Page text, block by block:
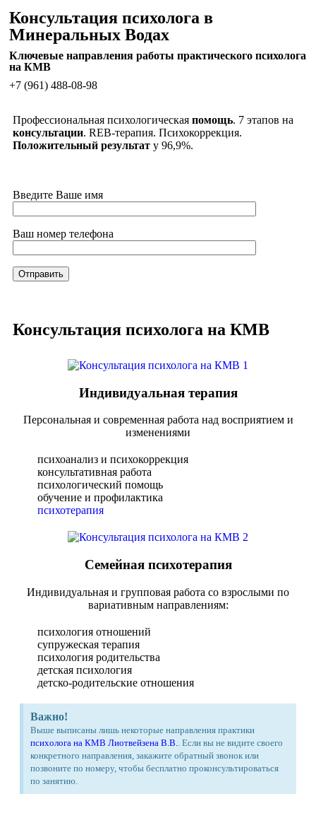
Консультация психолога в
Минеральных Водах
Ключевые направления работы практического психолога
на КМВ
+7 (961) 488-08-98
Профессиональная психологическая помощь. 7 этапов на
консультации. REB-терапия. Психокоррекция.
Положительный результат у 96,9%.
Введите Ваше имя
Ваш номер телефона
Консультация психолога на КМВ
Индивидуальная терапия
Персональная и современная работа над восприятием и
изменениями
психоанализ и психокоррекция
консультативная работа
психологический помощь
обучение и профилактика
психотерапия
Семейная психотерапия
Индивидуальная и групповая работа со взрослыми по
вариативным направлениям:
психология отношений
супружеская терапия
психология родительства
детская психология
детско-родительские отношения
Важно!
Выше выписаны лишь некоторые направления практики
психолога на КМВ Лиотвейзена В.В.
. Если вы не видите своего
конкретного направления, закажите обратный звонок или
позвоните по номеру, чтобы бесплатно проконсультироваться
по занятию.